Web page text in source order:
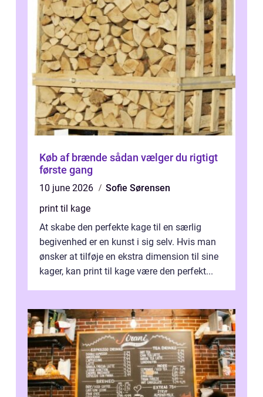
Køb af brænde sådan vælger du rigtigt
første gang
10 june 2026
Sofie Sørensen
print til kage
At skabe den perfekte kage til en særlig
begivenhed er en kunst i sig selv. Hvis man
ønsker at tilføje en ekstra dimension til sine
kager, kan print til kage være den perfekt...